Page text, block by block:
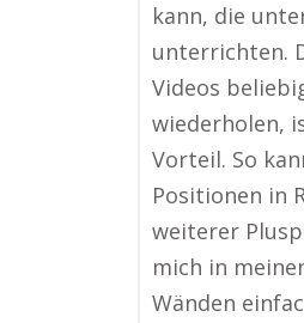
kann, die
unterrichten.
Videos
wiederholen,
Vorteil. So
Positionen in
weiterer
mich in
Wänden